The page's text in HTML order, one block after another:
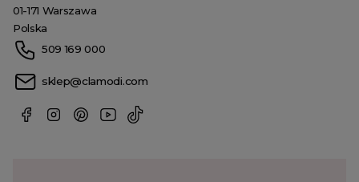
01-171 Warszawa
Polska
509 169 000
sklep@clamodi.com